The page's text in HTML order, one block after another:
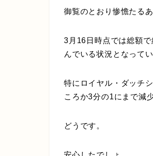
御覧のとおり惨憺たるあ
3月16日時点では総額
んでいる状況となってい
特にロイヤル・ダッチ
ころか3分の1にまで減
どうです。